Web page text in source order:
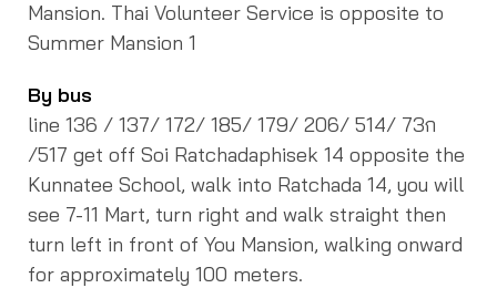
Mansion. Thai Volunteer Service is opposite to
Summer Mansion 1
By bus
line 136 / 137/ 172/ 185/ 179/ 206/ 514/ 73ก
/517 get off Soi Ratchadaphisek 14 opposite the
Kunnatee School, walk into Ratchada 14, you will
see 7-11 Mart, turn right and walk straight then
turn left in front of You Mansion, walking onward
for approximately 100 meters.